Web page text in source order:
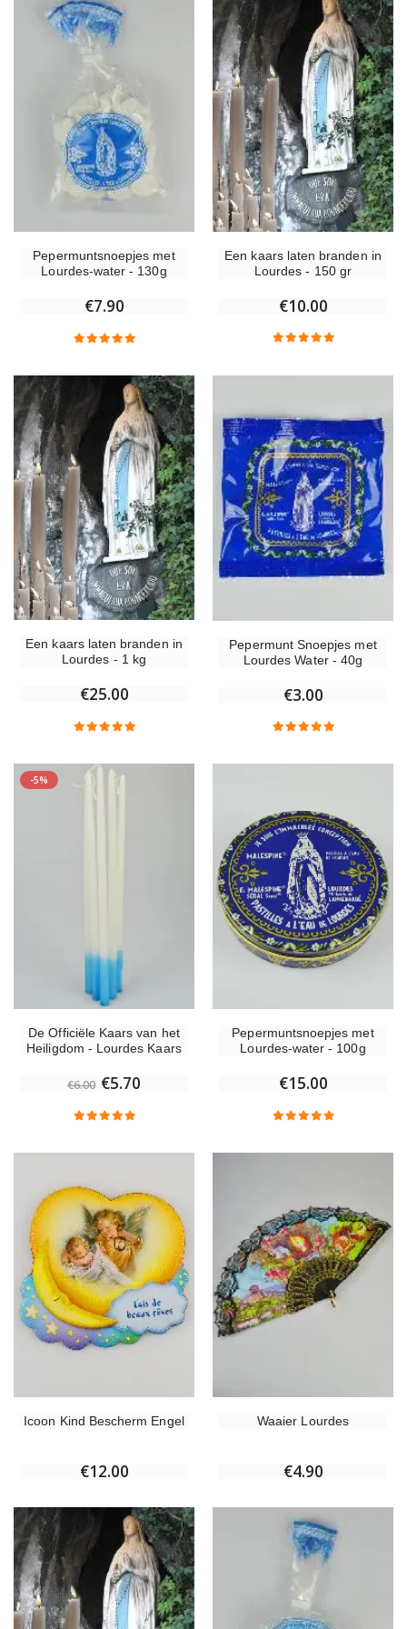
Pepermuntsnoepjes met
Lourdes-water - 130g
€7.90
Een kaars laten branden in
Lourdes - 150 gr
€10.00
Een kaars laten branden in
Lourdes - 1 kg
€25.00
Pepermunt Snoepjes met
Lourdes Water - 40g
€3.00
-5%
De Officiële Kaars van het
Heiligdom - Lourdes Kaars
€6.00 €5.70
Pepermuntsnoepjes met
Lourdes-water - 100g
€15.00
Icoon Kind Bescherm Engel
€12.00
Waaier Lourdes
€4.90